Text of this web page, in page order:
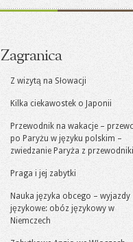
Zagranica
Z wizytą na Słowacji
Kilka ciekawostek o Japonii
Przewodnik na wakacje –
po Paryżu w języku polskim –
zwiedzanie Paryża z
Praga i jej zabytki
Nauka języka obcego – wyjazdy
językowe: obóz językowy w
Niemczech